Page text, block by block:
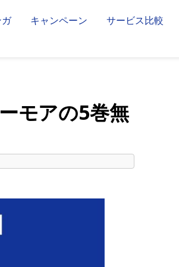
キャンペーン サービス比較
モアの5巻無